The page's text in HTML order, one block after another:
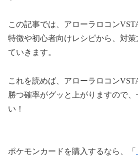
この記事では、アローラロコン
特徴や初心者向けレシピから、対
ていきます。
これを読めば、アローラロコン
勝つ確率がグッと上がりますので
い！
ポケモンカードを購入するなら、「